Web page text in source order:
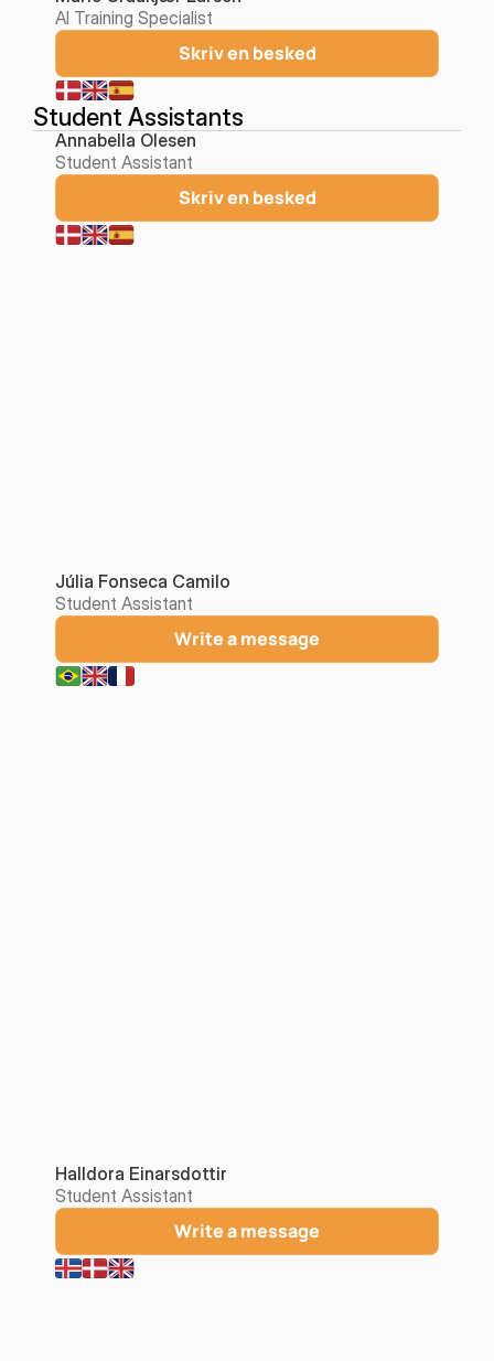
AI Training Specialist
Skriv en besked
Student Assistants
Annabella Olesen
Student Assistant
Skriv en besked
Júlia Fonseca Camilo
Student Assistant
Write a message
Halldora Einarsdottir
Student Assistant
Write a message